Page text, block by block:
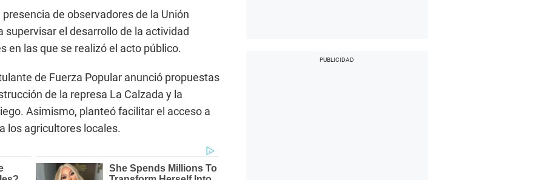
de observadores de la Unión
supervisar el desarrollo de la actividad
en las que se realizó el acto público.
de Fuerza Popular anunció propuestas
de la represa La Calzada y la
Asimismo, planteó facilitar el acceso a
los agricultores locales.